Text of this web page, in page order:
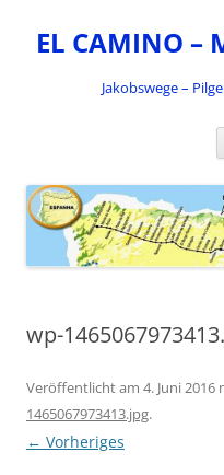
springen
EL CAMINO –
Jakobswege –
wp-
Veröffentlicht am 4. Juni 2016
1465067973413.jpg.
← Vorheriges